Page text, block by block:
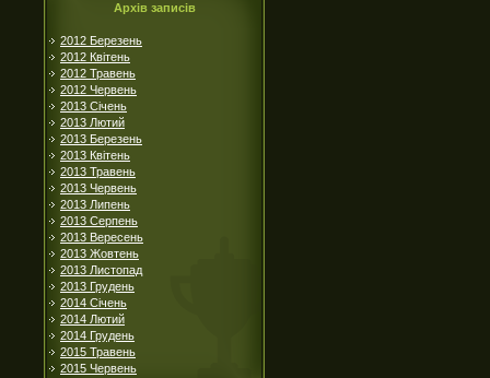
Архів записів
2012 Березень
2012 Квітень
2012 Травень
2012 Червень
2013 Січень
2013 Лютий
2013 Березень
2013 Квітень
2013 Травень
2013 Червень
2013 Липень
2013 Серпень
2013 Вересень
2013 Жовтень
2013 Листопад
2013 Грудень
2014 Січень
2014 Лютий
2014 Грудень
2015 Травень
2015 Червень